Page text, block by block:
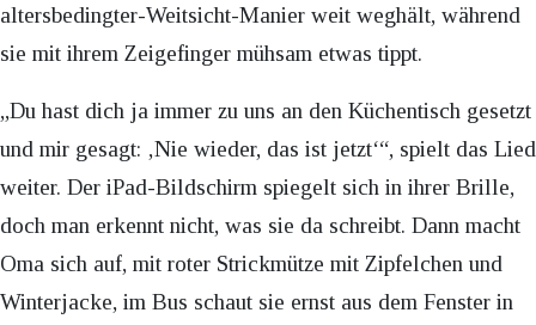
altersbedingter-Weitsicht-Manier weit weghält, während
sie mit ihrem Zeigefinger mühsam etwas tippt.
„Du hast dich ja immer zu uns an den Küchentisch gesetzt
und mir gesagt: ‚Nie wieder, das ist jetzt‘“, spielt das Lied
weiter. Der iPad-Bildschirm spiegelt sich in ihrer Brille,
doch man erkennt nicht, was sie da schreibt. Dann macht
Oma sich auf, mit roter Strickmütze mit Zipfelchen und
Winterjacke, im Bus schaut sie ernst aus dem Fenster in